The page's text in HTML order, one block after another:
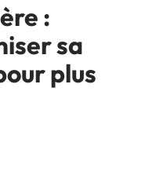
:
sa
plus